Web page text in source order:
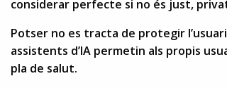
considerar perfecte si no és just,
Potser no es tracta de protegir
assistents d’IA permetin als propis
pla de salut.